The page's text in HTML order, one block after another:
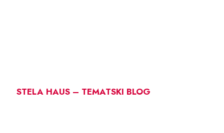
STELA HAUS – TEMATSKI BLOG